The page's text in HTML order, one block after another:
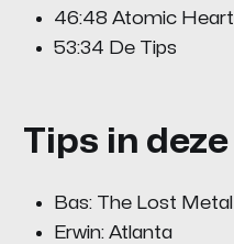
46:48 Atomic Heart
53:34 De Tips
Tips in
Bas: The Lost Metal
Erwin: Atlanta